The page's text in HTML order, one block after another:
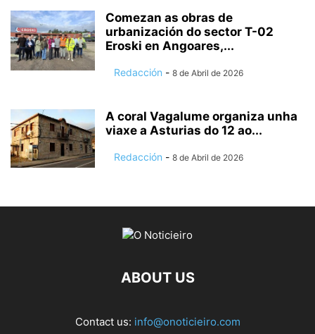
Comezan as obras de
urbanización do sector T-02
Eroski en Angoares,...
Redacción - 8 de Abril de 2026
A coral Vagalume organiza unha
viaxe a Asturias do 12 ao...
Redacción - 8 de Abril de 2026
ABOUT US
Contact us: info@onoticieiro.com